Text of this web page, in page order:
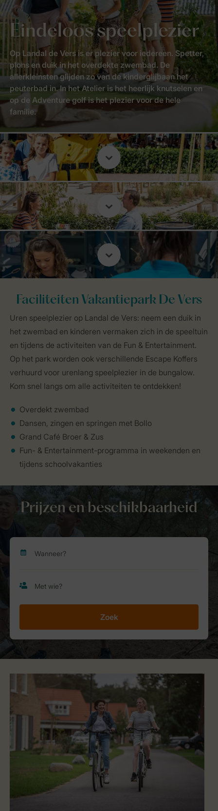
Eindeloos speelplezier
Op Landal de Vers is er plezier voor iedereen. Spetter,
plons en duik in het overdekte zwembad. De
allerkleinsten glijden zo van de kinderglijbaan het
peuterbad in. In het Atelier is het heerlijk knutselen en
op de Adventure golf is het plezier voor de hele
familie.
Faciliteiten Vakantiepark De Vers
Uren speelplezier op Landal de Vers: neem een duik in
het zwembad en kinderen vermaken zich in de speeltuin
en tijdens de activiteiten van de Fun & Entertainment.
Op het park worden ook verschillende Escape Koffers
verhuurd voor urenlang speelplezier in de bungalow.
Kom snel langs om alle activiteiten te ontdekken!
Overdekt zwembad
Dansen, zingen en springen met Bollo
Grand Café Broer & Zus
Fun- & Entertainment-programma in weekenden en
tijdens schoolvakanties
Prijzen en beschikbaarheid
Zoek